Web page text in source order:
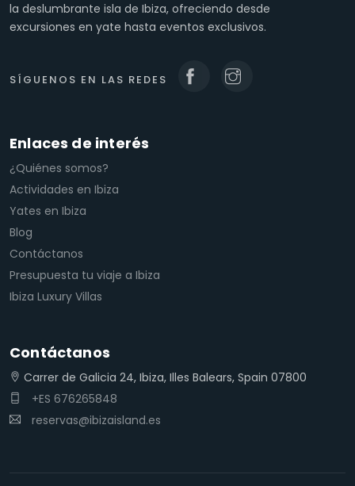
la deslumbrante isla de Ibiza, ofreciendo desde
excursiones en yate hasta eventos exclusivos.
SÍGUENOS EN LAS REDES
Enlaces de interés
¿Quiénes somos?
Actividades en Ibiza
Yates en Ibiza
Blog
Contáctanos
Presupuesta tu viaje a Ibiza
Ibiza Luxury Villas
Contáctanos
Carrer de Galicia 24, Ibiza, Illes Balears, Spain 07800
+ES 676265848
reservas@ibizaisland.es